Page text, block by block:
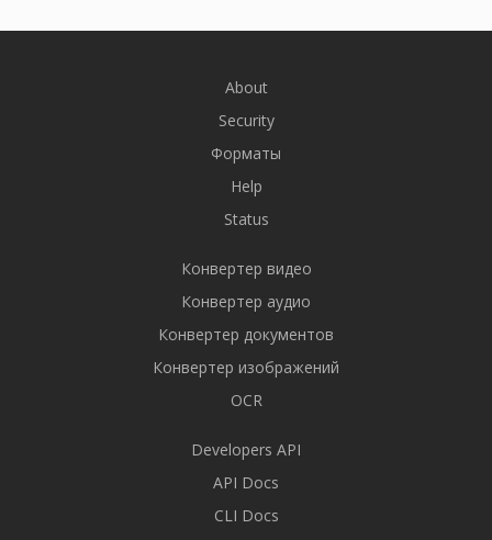
About
Security
Форматы
Help
Status
Конвертер видео
Конвертер аудио
Конвертер документов
Конвертер изображений
OCR
Developers API
API Docs
CLI Docs